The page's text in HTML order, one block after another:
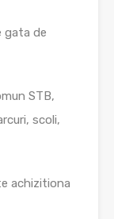
gata de
STB,
scoli,
achizitiona